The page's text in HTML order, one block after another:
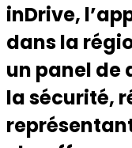
inDrive,
dans la
un panel de
la sécurité,